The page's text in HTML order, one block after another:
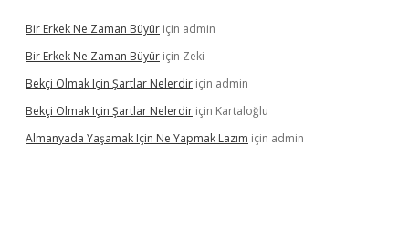
Bir Erkek Ne Zaman Büyür için admin
Bir Erkek Ne Zaman Büyür için Zeki
Bekçi Olmak Için Şartlar Nelerdir için admin
Bekçi Olmak Için Şartlar Nelerdir için Kartaloğlu
Almanyada Yaşamak Için Ne Yapmak Lazım için admin